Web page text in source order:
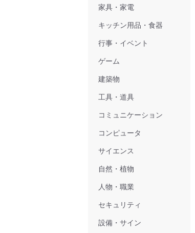
家具・家電
キッチン用品・食器
行事・イベント
ゲーム
建築物
工具・道具
コミュニケーション
コンピュータ
サイエンス
自然・植物
人物・職業
セキュリティ
設備・サイン